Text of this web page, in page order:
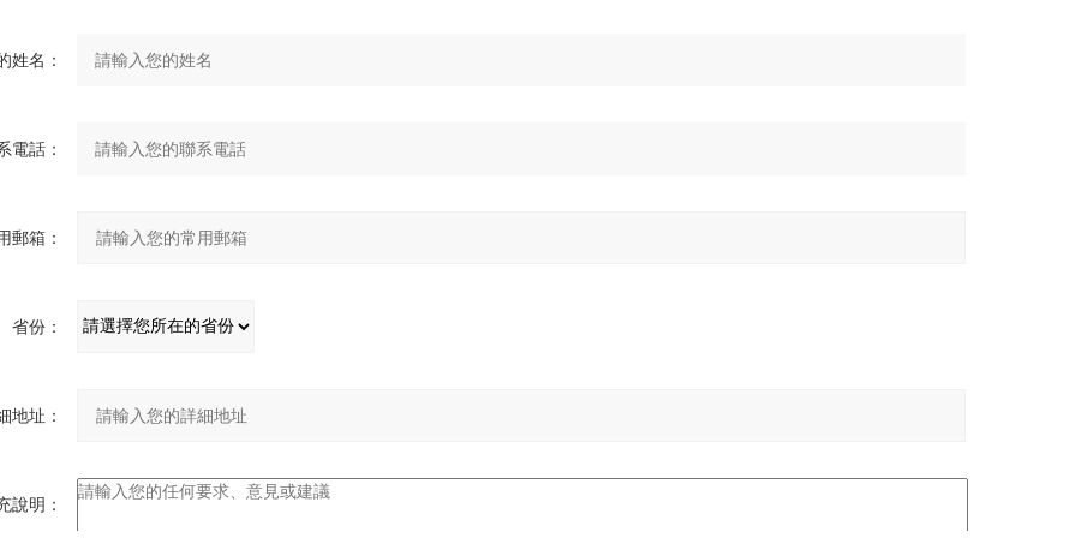
姓名：
電話：
郵箱：
省份：
地址：
說明：